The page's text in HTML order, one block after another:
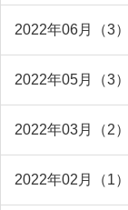
2022年06月（3）
2022年05月（3）
2022年03月（2）
2022年02月（1）